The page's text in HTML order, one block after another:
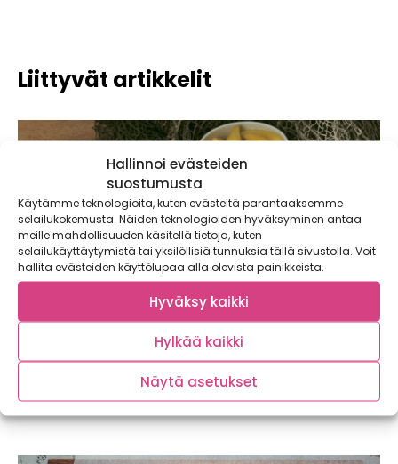
Hallinnoi evästeiden
suostumusta
Käytämme teknologioita, kuten evästeitä parantaaksemme
selailukokemusta. Näiden teknologioiden hyväksyminen antaa
meille mahdollisuuden käsitellä tietoja, kuten
selailukäyttäytymistä tai yksilöllisiä tunnuksia tällä sivustolla. Voit
hallita evästeiden käyttölupaa alla olevista painikkeista.
Hyväksy kaikki
Hylkää kaikki
Näytä asetukset
Liittyvät artikkelit
Kotimaista kalaa syömällä myös ympäristö
kiittää